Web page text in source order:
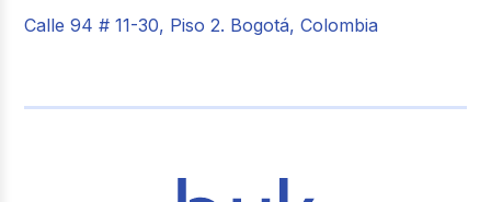
Calle 94 # 11-30, Piso 2. Bogotá, Colombia